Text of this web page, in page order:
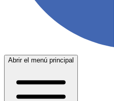
Abrir el menú principal